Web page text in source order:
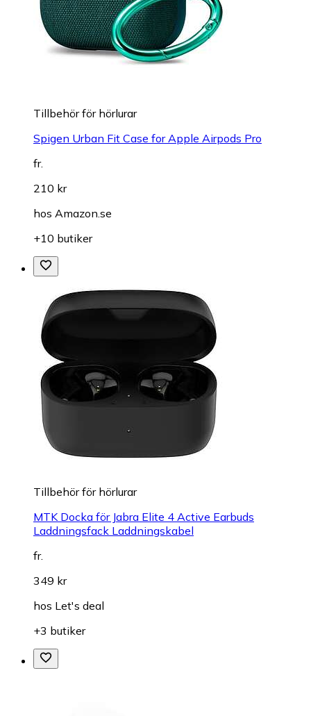
Tillbehör för hörlurar
Spigen Urban Fit Case for Apple Airpods Pro
fr.
210 kr
hos Amazon.se
+10 butiker
Tillbehör för hörlurar
MTK Docka för Jabra Elite 4 Active Earbuds
Laddningsfack Laddningskabel
fr.
349 kr
hos Let's deal
+3 butiker